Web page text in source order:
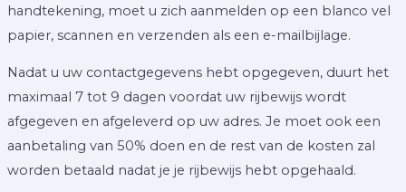
handtekening, moet u zich aanmelden op een blanco vel
papier, scannen en verzenden als een e-mailbijlage.
Nadat u uw contactgegevens hebt opgegeven, duurt het
maximaal 7 tot 9 dagen voordat uw rijbewijs wordt
afgegeven en afgeleverd op uw adres. Je moet ook een
aanbetaling van 50% doen en de rest van de kosten zal
worden betaald nadat je je rijbewijs hebt opgehaald.